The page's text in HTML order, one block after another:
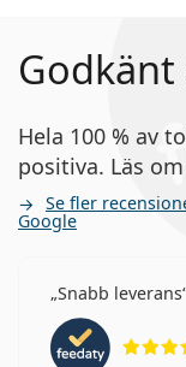
Hela 100 % av
positiva. Läs
Se fler
Google
Snabb leverans